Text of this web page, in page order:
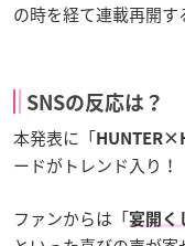
の時を経て連載再開す
SNSの反応は？
本発表に「
ードがトレンド入り！
ファンからは「宴開く